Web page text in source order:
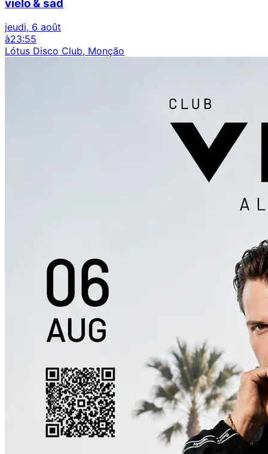
vielo & sad
jeudi, 6 août
à23:55
Lótus Disco Club, Monção